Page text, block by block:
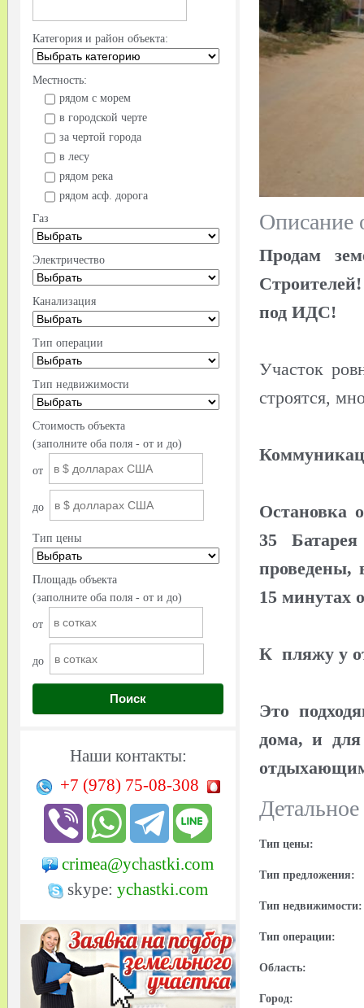
Категория и район объекта:
Местность:
рядом с морем
в городской черте
за чертой города
в лесу
рядом река
рядом асф. дорога
Газ
Электричество
Канализация
Тип операции
Тип недвижимости
Стоимость объекта
(заполните оба поля - от и до)
от
до
Тип цены
Площадь объекта
(заполните оба поля - от и до)
от
до
Поиск
Наши контакты:
+7 (978) 75-08-308
crimea@ychastki.com
skype: ychastki.com
Описание
Продам
под ИДС!
Участок
строятся,
Остановка
35
проведены,
15 минутах
К пляжу у
Это
дома, и для
Тип цены:
Тип предложения:
Тип недвижимости:
Тип операции:
Область:
Город: